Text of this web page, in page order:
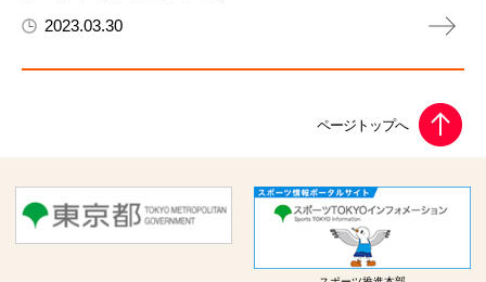
2023.03.30